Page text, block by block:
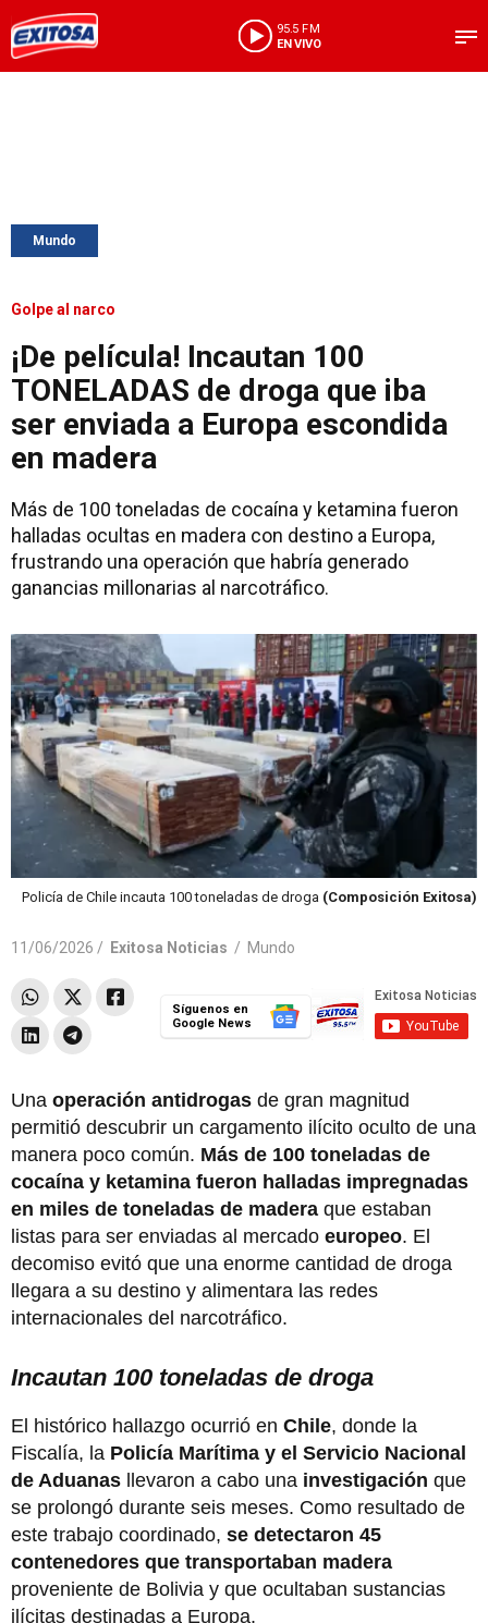
95.5 FM
EN VIVO
Mundo
Golpe al narco
¡De película! Incautan 100
TONELADAS de droga que iba
ser enviada a Europa escondida
en madera
Más de 100 toneladas de cocaína y ketamina fueron
halladas ocultas en madera con destino a Europa,
frustrando una operación que habría generado
ganancias millonarias al narcotráfico.
Policía de Chile incauta 100 toneladas de droga (Composición Exitosa)
11/06/2026 / Exitosa Noticias / Mundo
Síguenos en
Google News
Una operación antidrogas de gran magnitud
permitió descubrir un cargamento ilícito oculto de una
manera poco común. Más de 100 toneladas de
cocaína y ketamina fueron halladas impregnadas
en miles de toneladas de madera que estaban
listas para ser enviadas al mercado europeo. El
decomiso evitó que una enorme cantidad de droga
llegara a su destino y alimentara las redes
internacionales del narcotráfico.
Incautan 100 toneladas de droga
El histórico hallazgo ocurrió en Chile, donde la
Fiscalía, la Policía Marítima y el Servicio Nacional
de Aduanas llevaron a cabo una investigación que
se prolongó durante seis meses. Como resultado de
este trabajo coordinado, se detectaron 45
contenedores que transportaban madera
proveniente de Bolivia y que ocultaban sustancias
ilícitas destinadas a Europa.